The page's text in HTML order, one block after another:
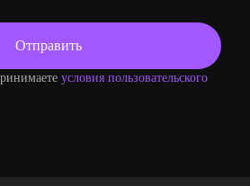
условия пользовательского